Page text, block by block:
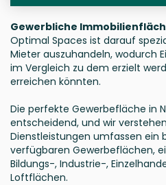
Gewerbliche
Optimal Spaces ist darauf
Mieter auszuhandeln, wodurch
im Vergleich zu dem erzielt
erreichen könnten.
Die perfekte Gewerbefläche in
entscheidend, und wir
Dienstleistungen umfassen ein
verfügbaren Gewerbeflächen,
Bildungs-, Industrie-,
Loftflächen.